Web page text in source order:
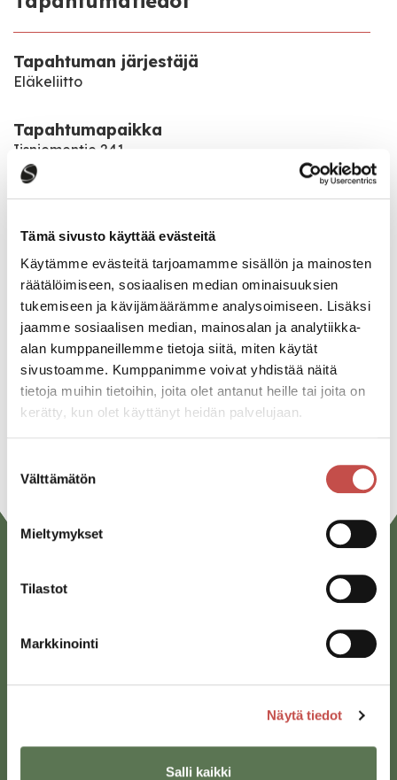
Tämä sivusto käyttää evästeitä
Käytämme evästeitä tarjoamamme sisällön ja mainosten
räätälöimiseen, sosiaalisen median ominaisuuksien
tukemiseen ja kävijämäärämme analysoimiseen. Lisäksi
jaamme sosiaalisen median, mainosalan ja analytiikka-
alan kumppaneillemme tietoja siitä, miten käytät
sivustoamme. Kumppanimme voivat yhdistää näitä
tietoja muihin tietoihin, joita olet antanut heille tai joita on
kerätty, kun olet käyttänyt heidän palvelujaan.
valinta
Välttämätön
Mieltymykset
Tilastot
Markkinointi
Näytä tiedot
Salli kaikki
Tapahtuman järjestäjä
Eläkeliitto
Tapahtumapaikka
Iisniementie 241
Jaa tapahtuma:
Facebook
Twitter
Linkedin
43100 Saarijärvi